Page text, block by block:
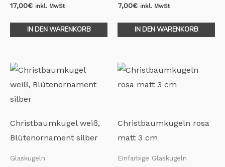
17,00€ inkl. MwSt
IN DEN WARENKORB
7,00€ inkl. MwSt
IN DEN WARENKORB
Christbaumkugel weiß,
Blütenornament silber
Glaskugeln
Christbaumkugeln rosa
matt 3 cm
Einfarbige Glaskugeln